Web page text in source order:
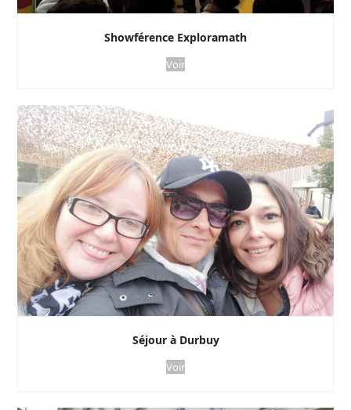
Showférence Exploramath
Voir
Séjour à Durbuy
Voir